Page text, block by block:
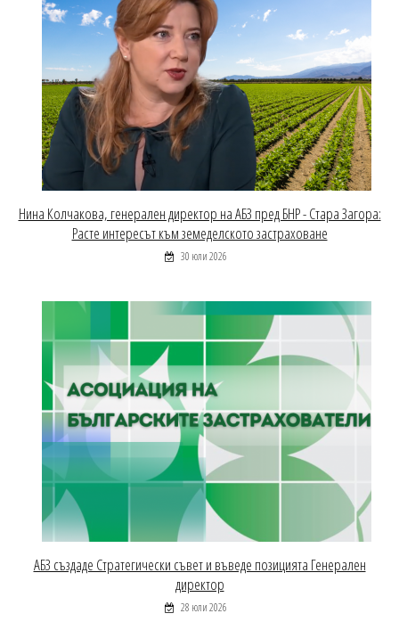
Нина Колчакова, генерален директор на АБЗ пред БНР - Стара Загора:
Расте интересът към земеделското застраховане
30 юли 2026
АБЗ създаде Стратегически съвет и въведе позицията Генерален
директор
28 юли 2026